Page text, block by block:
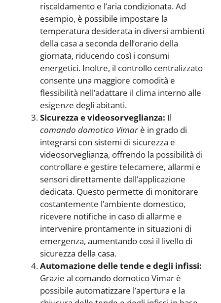
riscaldamento e l’aria condizionata. Ad
esempio, è possibile impostare la
temperatura desiderata in diversi ambienti
della casa a seconda dell’orario della
giornata, riducendo così i consumi
energetici. Inoltre, il controllo centralizzato
consente una maggiore comodità e
flessibilità nell’adattare il clima interno alle
esigenze degli abitanti.
Sicurezza e videosorveglianza: Il
comando domotico Vimarè in grado di
integrarsi con sistemi di sicurezza e
videosorveglianza, offrendo la possibilità di
controllare e gestire telecamere, allarmi e
sensori direttamente dall’applicazione
dedicata. Questo permette di monitorare
costantemente l’ambiente domestico,
ricevere notifiche in caso di allarme e
intervenire prontamente in situazioni di
emergenza, aumentando così il livello di
sicurezza della casa.
Automazione delle tende e degli infissi:
Grazie al comando domotico Vimar è
possibile automatizzare l’apertura e la